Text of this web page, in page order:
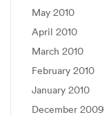
May 2010
April 2010
March 2010
February 2010
January 2010
December 2009